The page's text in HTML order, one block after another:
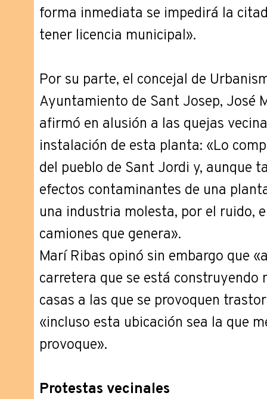
forma inmediata se impedirá la
tener licencia municipal».
Por su parte, el concejal de
Ayuntamiento de Sant Josep, José
afirmó en alusión a las quejas
instalación de esta planta: «Lo
del pueblo de Sant Jordi y, aunque
efectos contaminantes de una
una industria molesta, por el ruido,
camiones que genera».
Marí Ribas opinó sin embargo que
carretera que se está construyendo
casas a las que se provoquen
«incluso esta ubicación sea la que
provoque».
Protestas vecinales